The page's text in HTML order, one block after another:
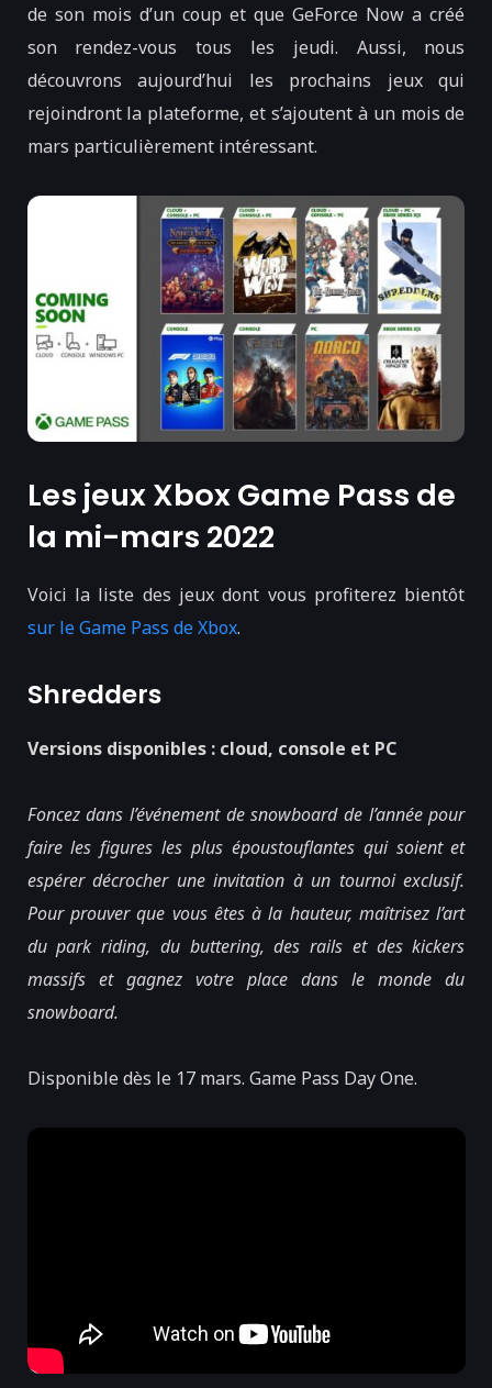
de son mois d’un coup et que GeForce Now a créé
son rendez-vous tous les jeudi. Aussi, nous
découvrons aujourd’hui les prochains jeux qui
rejoindront la plateforme, et s’ajoutent à un mois de
mars particulièrement intéressant.
Les jeux Xbox Game Pass de
la mi-mars 2022
Voici la liste des jeux dont vous profiterez bientôt
sur le Game Pass de Xbox.
Shredders
Versions disponibles : cloud, console et PC
Foncez dans l’événement de snowboard de l’année pour
faire les figures les plus époustouflantes qui soient et
espérer décrocher une invitation à un tournoi exclusif.
Pour prouver que vous êtes à la hauteur, maîtrisez l’art
du park riding, du buttering, des rails et des kickers
massifs et gagnez votre place dans le monde du
snowboard.
Disponible dès le 17 mars. Game Pass Day One.